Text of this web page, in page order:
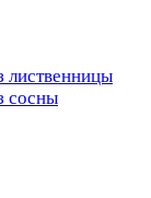
лиственницы
сосны